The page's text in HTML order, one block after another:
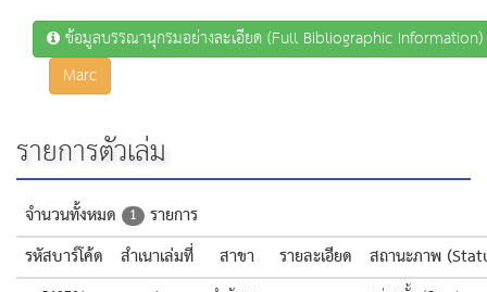
ข้อมูลบรรณานุกรมอย่างละเอียด (Full Bibliographic Information)
Marc
รายการตัวเล่ม
จำนวนทั้งหมด 1 รายการ
รหัสบาร์โค้ด
สำเนาเล่มที่ สาขา รายละเอียด สถานะภาพ